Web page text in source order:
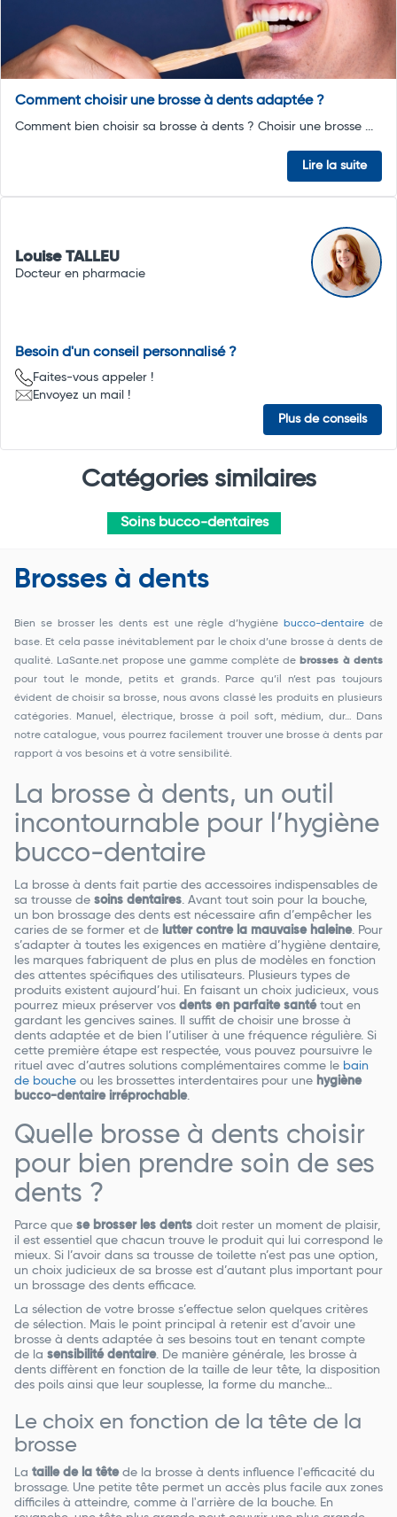
Comment choisir une brosse à dents adaptée ?
Comment bien choisir sa brosse à dents ? Choisir une brosse ...
Lire la suite
Louise TALLEU
Docteur en pharmacie
Besoin d'un conseil personnalisé ?
Faites-vous appeler !
Envoyez un mail !
Plus de conseils
Catégories similaires
Soins bucco-dentaires
Brosses à dents
Bien se brosser les dents est une règle d’hygiène bucco-dentaire de
base. Et cela passe inévitablement par le choix d’une brosse à dents de
qualité. LaSante.net propose une gamme complète de brosses à dents
pour tout le monde, petits et grands. Parce qu’il n’est pas toujours
évident de choisir sa brosse, nous avons classé les produits en plusieurs
catégories. Manuel, électrique, brosse à poil soft, médium, dur… Dans
notre catalogue, vous pourrez facilement trouver une brosse à dents par
rapport à vos besoins et à votre sensibilité.
La brosse à dents, un outil
incontournable pour l’hygiène
bucco-dentaire
La brosse à dents fait partie des accessoires indispensables de
sa trousse de soins dentaires. Avant tout soin pour la bouche,
un bon brossage des dents est nécessaire afin d’empêcher les
caries de se former et de lutter contre la mauvaise haleine. Pour
s’adapter à toutes les exigences en matière d’hygiène dentaire,
les marques fabriquent de plus en plus de modèles en fonction
des attentes spécifiques des utilisateurs. Plusieurs types de
produits existent aujourd’hui. En faisant un choix judicieux, vous
pourrez mieux préserver vos dents en parfaite santétout en
gardant les gencives saines. Il suffit de choisir une brosse à
dents adaptée et de bien l’utiliser à une fréquence régulière. Si
cette première étape est respectée, vous pouvez poursuivre le
rituel avec d’autres solutions complémentaires comme le bain
de bouche ou les brossettes interdentaires pour une hygiène
bucco-dentaire irréprochable.
Quelle brosse à dents choisir
pour bien prendre soin de ses
dents ?
Parce que se brosser les dents doit rester un moment de plaisir,
il est essentiel que chacun trouve le produit qui lui correspond le
mieux. Si l’avoir dans sa trousse de toilette n’est pas une option,
un choix judicieux de sa brosse est d’autant plus important pour
un brossage des dents efficace.
La sélection de votre brosse s’effectue selon quelques critères
de sélection. Mais le point principal à retenir est d’avoir une
brosse à dents adaptée à ses besoins tout en tenant compte
de la sensibilité dentaire. De manière générale, les brosse à
dents diffèrent en fonction de la taille de leur tête, la disposition
des poils ainsi que leur souplesse, la forme du manche…
Le choix en fonction de la tête de la
brosse
La taille de la têtede la brosse à dents influence l'efficacité du
brossage. Une petite tête permet un accès plus facile aux zones
difficiles à atteindre, comme à l'arrière de la bouche. En